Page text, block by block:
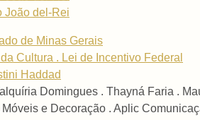
João del-Rei
de Minas Gerais
Cultura . Lei de Incentivo Federal
Haddad
Domingues . Thayná Faria .
Móveis e Decoração . Aplic